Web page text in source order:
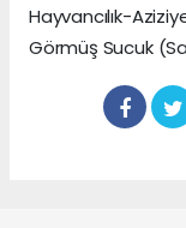
Hayvancılık-
Görmüş Sucuk